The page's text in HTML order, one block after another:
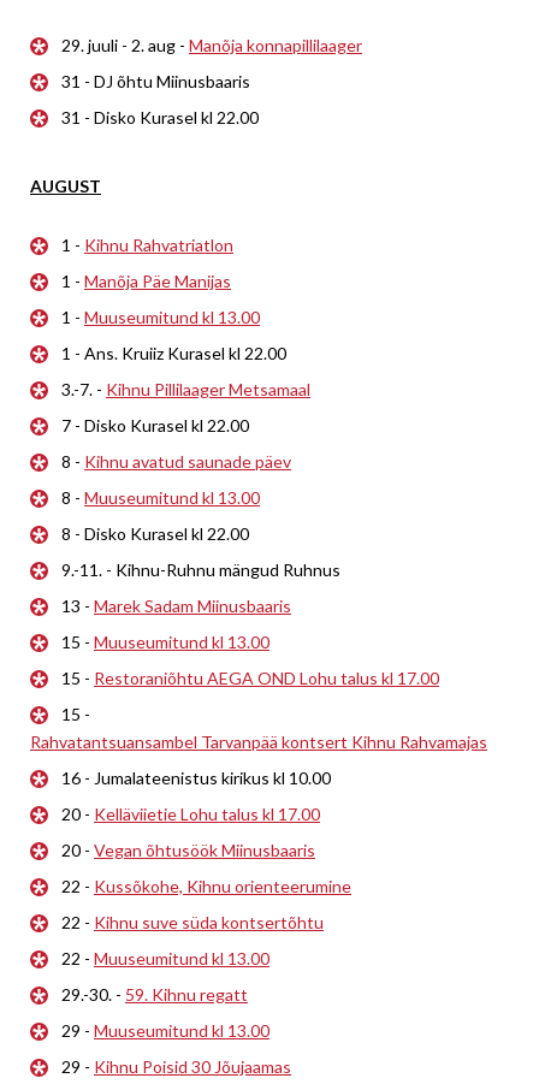
29. juuli - 2. aug - Manõja konnapillilaager
31 - DJ õhtu Miinusbaaris
31 - Disko Kurasel kl 22.00
AUGUST
1 - Kihnu Rahvatriatlon
1 - Manõja Päe Manijas
1 - Muuseumitund kl 13.00
1 - Ans. Kruiiz Kurasel kl 22.00
3.-7. - Kihnu Pillilaager Metsamaal
7 - Disko Kurasel kl 22.00
8 - Kihnu avatud saunade päev
8 - Muuseumitund kl 13.00
8 - Disko Kurasel kl 22.00
9.-11. - Kihnu-Ruhnu mängud Ruhnus
13 - Marek Sadam Miinusbaaris
15 - Muuseumitund kl 13.00
15 - Restoraniõhtu AEGA OND Lohu talus kl 17.00
15 -
Rahvatantsuansambel Tarvanpää kontsert Kihnu Rahvamajas
16 - Jumalateenistus kirikus kl 10.00
20 - Kelläviietie Lohu talus kl 17.00
20 - Vegan õhtusöök Miinusbaaris
22 - Kussõkohe, Kihnu orienteerumine
22 - Kihnu suve süda kontsertõhtu
22 - Muuseumitund kl 13.00
29.-30. - 59. Kihnu regatt
29 - Muuseumitund kl 13.00
29 - Kihnu Poisid 30 Jõujaamas